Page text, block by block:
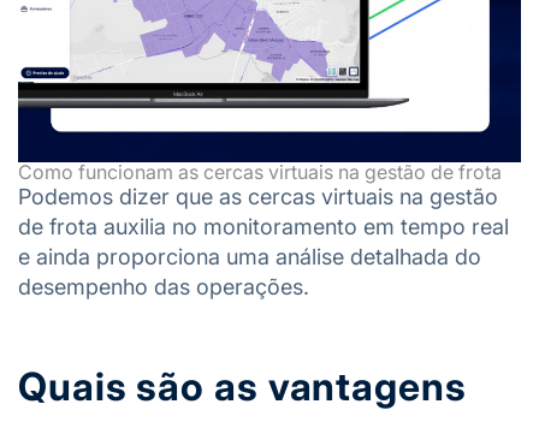
Como funcionam as cercas virtuais na gestão de frota
Podemos dizer que as cercas virtuais na gestão
de frota auxilia no monitoramento em tempo real
e ainda proporciona uma análise detalhada do
desempenho das operações.
Quais são as vantagens